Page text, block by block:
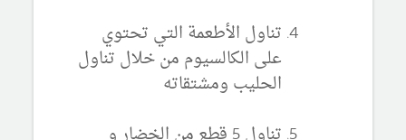
تناول الأطعمة التي تحتوي
على الكالسيوم من خلال تناول
الحليب ومشتقاته